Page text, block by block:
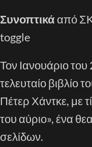
Συνοπτικά από
toggle
Τον Ιανουάριο
τελευταίο βιβλίο
Πέτερ Χάντκε, με
του αύριο», ένα
σελίδων.